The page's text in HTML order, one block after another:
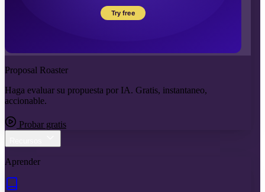
Proposal Roaster
Haga evaluar su propuesta por IA. Gratis, instantaneo,
accionable.
Probar gratis
Aprender